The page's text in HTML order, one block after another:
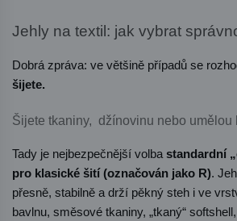
Jehly na textil: jak vybrat
Dobrá zpráva: ve většině případů se
šijete.
Šijete tkaniny,  džínovinu nebo umělou
Tady je nejbezpečnější volba standardní
pro klasické šití (označován jako R).
přesně, stabilně a drží pěkný steh i ve
bavlnu, směsové tkaniny, „tkaný“